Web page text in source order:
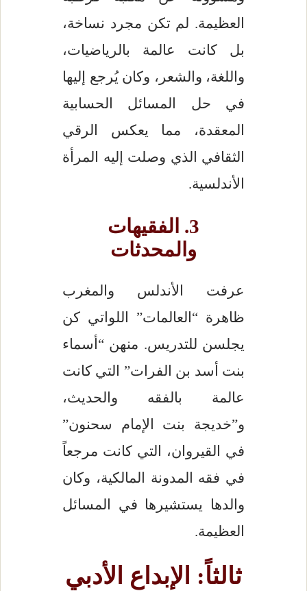
العظيمة. لم تكن مجرد نساخة،
بل كانت عالمة بالرياضيات،
واللغة، والشعر، وكان يُرجع إليها
في حل المسائل الحسابية
المعقدة، مما يعكس الرقي
الثقافي الذي وصلت إليه المرأة
الأندلسية.
3. الفقيهات
والمحدثات
عرفت الأندلس والمغرب
ظاهرة “العالمات” اللواتي كن
يجلسن للتدريس. منهن “أسماء
بنت أسد بن الفرات” التي كانت
عالمة بالفقه والحديث،
و”خديجة بنت الإمام سحنون”
في القيروان، التي كانت مرجعاً
في فقه المدونة المالكية، وكان
والدها يستشيرها في المسائل
العظيمة.
ثالثاً: الإبداع الأدبي